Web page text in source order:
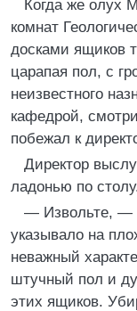
Когда же олух
комнат
досками ящиков
царапая пол, с
неизвестного
кафедрой,
побежал к
Директор
ладонью по
— Извольте, —
указывало на
неважный
штучный пол и
этих ящиков.